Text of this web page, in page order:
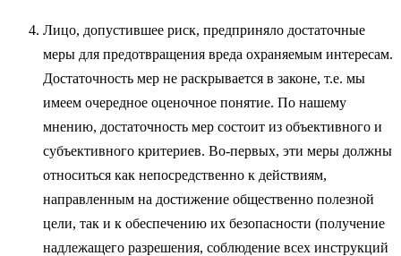
Лицо, допустившее риск, предприняло достаточные
меры для пре­дотвращения вреда охраняемым интересам.
Достаточность мер не рас­крывается в законе, т.е. мы
имеем очередное оценочное понятие. По нашему
мнению, достаточность мер состоит из объективного и
субъек­тивного критериев. Во-первых, эти меры должны
относиться как непо­средственно к действиям,
направленным на достижение общественно полезной
цели, так и к обеспечению их безопасности (получение
над­лежащего разрешения, соблюдение всех инструкций